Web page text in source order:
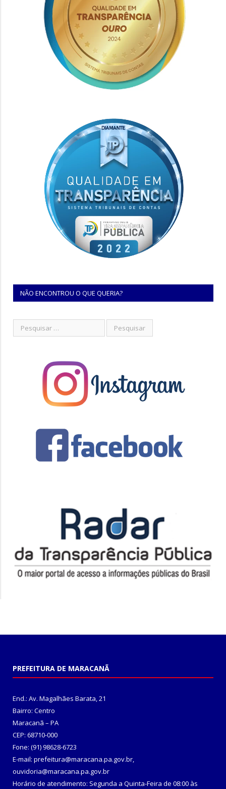
NÃO ENCONTROU O QUE QUERIA?
PREFEITURA DE MARACANÃ
End.: Av. Magalhães Barata, 21
Bairro: Centro
Maracanã – PA
CEP: 68710-000
Fone: (91) 98628-6723
E-mail: prefeitura@maracana.pa.gov.br,
ouvidoria@maracana.pa.gov.br
Horário de atendimento: Segunda a Quinta-Feira de 08:00 às